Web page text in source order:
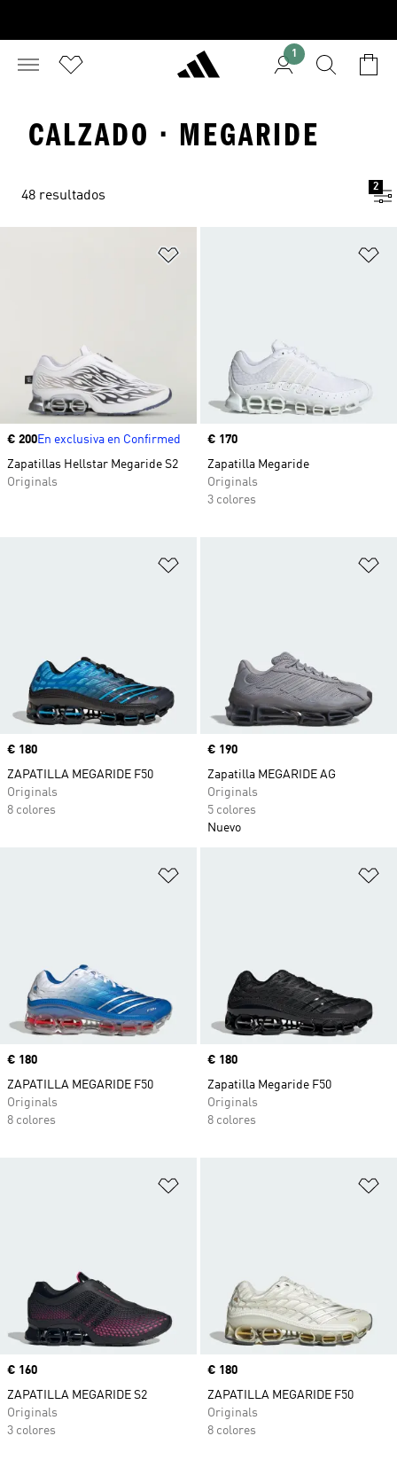
1
CALZADO · MEGARIDE
48 resultados
2
Precio
€ 200En exclusiva en Confirmed
Zapatillas Hellstar Megaride S2
Originals
Precio
€ 170
Zapatilla Megaride
Originals
3 colores
Precio
€ 180
ZAPATILLA MEGARIDE F50
Originals
8 colores
Precio
€ 190
Zapatilla MEGARIDE AG
Originals
5 colores
Nuevo
Precio
€ 180
ZAPATILLA MEGARIDE F50
Originals
8 colores
Precio
€ 180
Zapatilla Megaride F50
Originals
8 colores
Precio
€ 160
ZAPATILLA MEGARIDE S2
Originals
3 colores
Precio
€ 180
ZAPATILLA MEGARIDE F50
Originals
8 colores